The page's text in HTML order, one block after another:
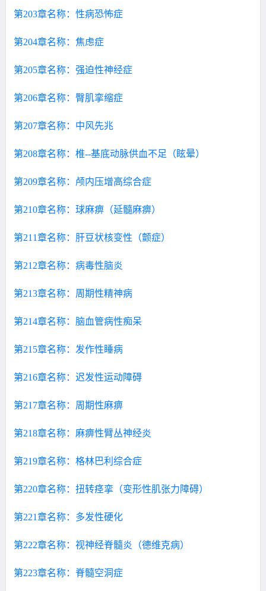
第203章名称：性病恐怖症
第204章名称：焦虑症
第205章名称：强迫性神经症
第206章名称：臀肌挛缩症
第207章名称：中风先兆
第208章名称：椎--基底动脉供血不足（眩晕）
第209章名称：颅内压增高综合症
第210章名称：球麻痹（延髓麻痹）
第211章名称：肝豆状核变性（颤症）
第212章名称：病毒性脑炎
第213章名称：周期性精神病
第214章名称：脑血管病性痴呆
第215章名称：发作性睡病
第216章名称：迟发性运动障碍
第217章名称：周期性麻痹
第218章名称：麻痹性臂丛神经炎
第219章名称：格林巴利综合症
第220章名称：扭转痉挛（变形性肌张力障碍）
第221章名称：多发性硬化
第222章名称：视神经脊髓炎（德维克病）
第223章名称：脊髓空洞症